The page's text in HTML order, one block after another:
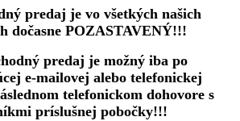
predaj je vo všetkých našich
dočasne POZASTAVENÝ!!!
predaj je možný iba po
e-mailovej alebo telefonickej
telefonickom dohovore s
príslušnej pobočky!!!